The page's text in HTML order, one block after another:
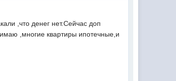
,что денег нет.Сейчас доп
,многие квартиры ипотечные,и